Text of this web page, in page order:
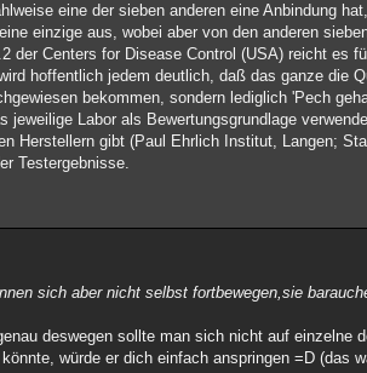
eine der sieben anderen eine Anbindung
einzige aus, wobei aber von den anderen
der Centers for Disease Control (USA) reicht es
hoffentlich jedem deutlich, daß das ganze die
bekommen, sondern lediglich 'Pech
jeweilige Labor als Bewertungsgrundlage
Herstellern gibt (Paul Ehrlich Institut, Langen;
Testergebnisse.
sich aber nicht selbst fortbewegen,sie
deswegen sollte man sich nicht auf einzelne
würde er dich einfach anspringen =D (das